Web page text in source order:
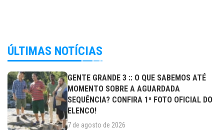
ÚLTIMAS NOTÍCIAS
GENTE GRANDE 3 :: O QUE SABEMOS ATÉ
MOMENTO SOBRE A AGUARDADA
SEQUÊNCIA? CONFIRA 1ª FOTO OFICIAL DO
ELENCO!
7 de agosto de 2026